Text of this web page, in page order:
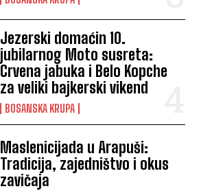
Jezerski domaćin 10.
jubilarnog Moto susreta:
Crvena jabuka i Belo Kopche
za veliki bajkerski vikend
BOSANSKA KRUPA
Maslenicijada u Arapuši:
Tradicija, zajedništvo i okus
zavičaja